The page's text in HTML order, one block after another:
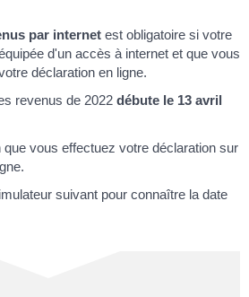
par internet est obligatoire si votre
d'un accès à internet et que vous
déclaration en ligne.
revenus de 2022 débute le 13 avril
que vous effectuez votre déclaration sur
suivant pour connaître la date